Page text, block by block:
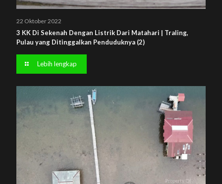
22 Oktober 2022
3 KK Di Sekenah Dengan Listrik Dari Matahari | Traling,
Pulau yang Ditinggalkan Penduduknya (2)
Lebih lengkap